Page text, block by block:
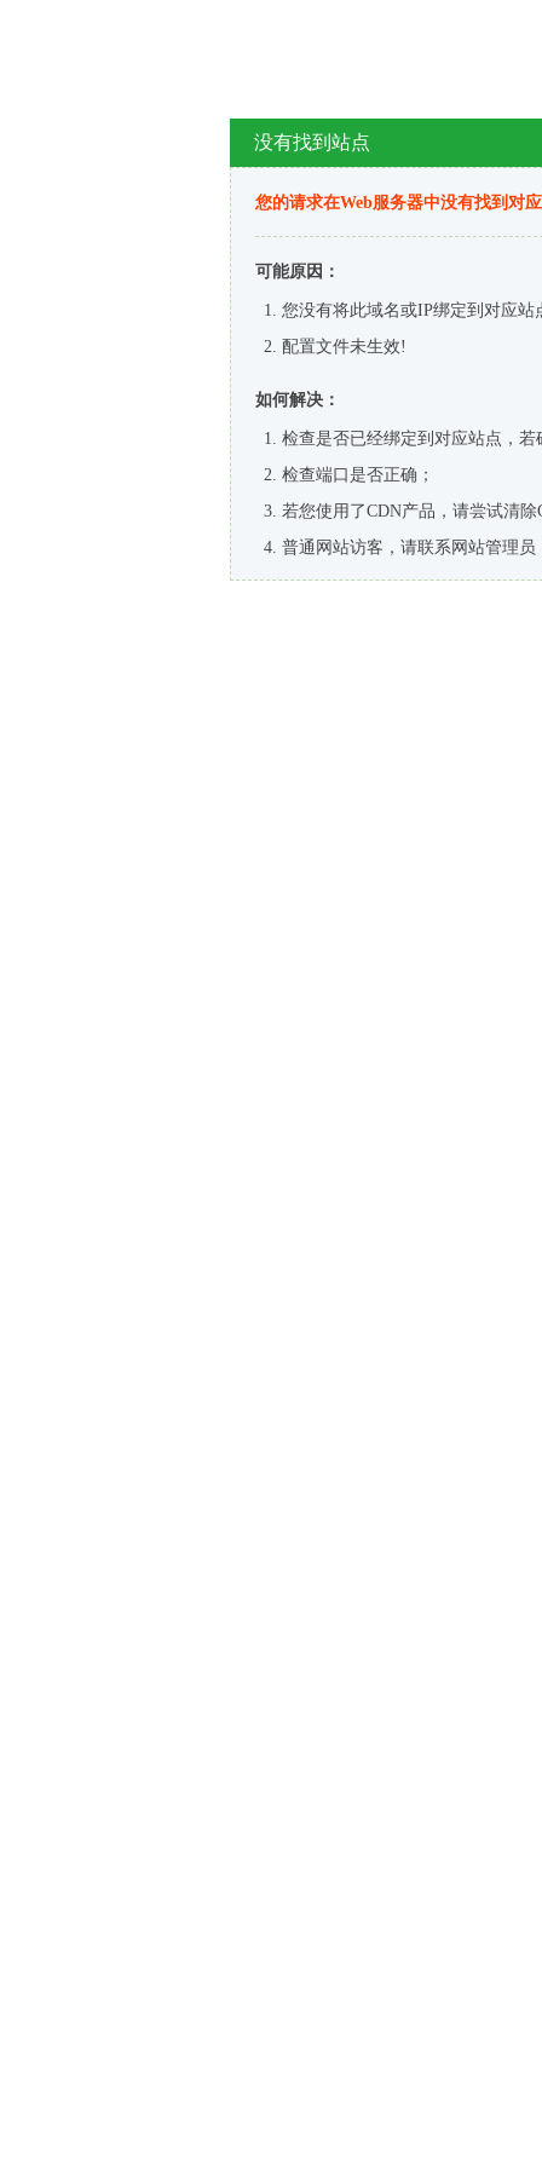
没有找到站点
您的请求在Web服务器中没有找到对
可能原因：
您没有将此域名或IP绑定到对应站
配置文件未生效!
如何解决：
检查是否已经绑定到对应站点，
检查端口是否正确；
若您使用了CDN产品，请尝试清除
普通网站访客，请联系网站管理员